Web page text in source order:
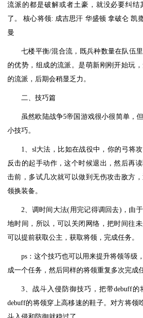
流派的都是破解或者土豪，就没必要纠结
了。 核心将领: 成吉思汗 华盛顿 拿破仑 凯
曼
七楼平衡/混合流，既兵种数量在队伍
的优势，组成的流派。是萌新刚刚开始玩
的流派，后期会稍显乏力。
二、技巧篇
虽然欧陆战争5帝国游戏很小很简单，
小技巧。
1、sl大法，比如在战役中，你的弓将
反击的起手动作，这个时候退出，然后再
击前，多试几次就可以做到无伤攻击敌方
领换装备。
2、调时间大法(用完记得调回去)，由
地时间，所以，可以关闭网络，把时间往
可以提前获取公主，获取将领，完成任务。
ps：这个技巧也可以用来提升将领等级
成一个任务，然后同样的将领重复多次完成
3、战斗入侵防御技巧，把带debuff
debuff的将领穿上高移速的鞋子。对方将领